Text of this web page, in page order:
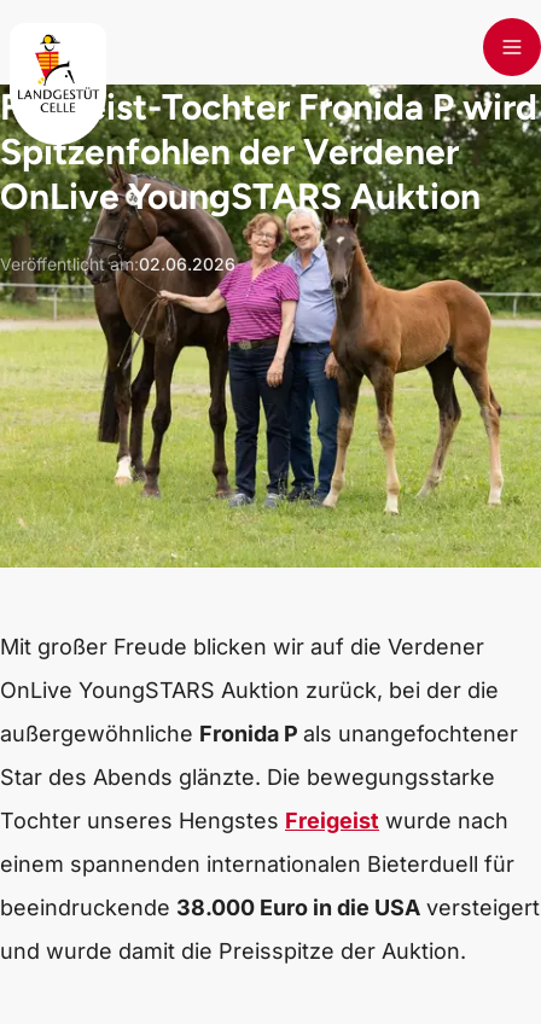
Freigeist-Tochter Fronida P wird
Spitzenfohlen der Verdener
OnLive YoungSTARS Auktion
Veröffentlicht am:02.06.2026
Mit großer Freude blicken wir auf die Verdener
OnLive YoungSTARS Auktion zurück, bei der die
außergewöhnliche Fronida P als unangefochtener
Star des Abends glänzte. Die bewegungsstarke
Tochter unseres Hengstes Freigeist wurde nach
einem spannenden internationalen Bieterduell für
beeindruckende 38.000 Euro in die USA versteigert
und wurde damit die Preisspitze der Auktion.